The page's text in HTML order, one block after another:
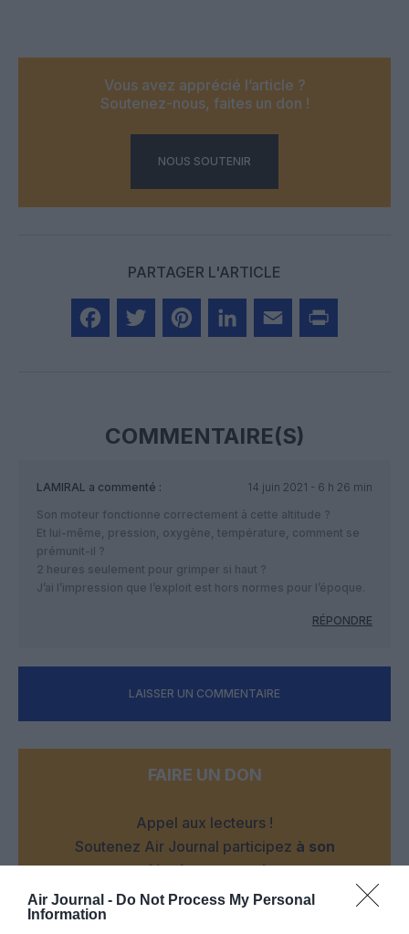
Air Journal - Do Not Process My Personal
Information
Vous avez apprécié l’article ?
Soutenez-nous, faites un don !
NOUS SOUTENIR
PARTAGER L'ARTICLE
COMMENTAIRE(S)
LAMIRAL a commenté :
14 juin 2021 - 6 h 26 min
Son moteur fonctionne correctement à cette altitude ?
Et lui-même, pression, oxygène, température, comment se
prémunit-il ?
2 heures seulement pour grimper si haut ?
J’ai l’impression que l’exploit est hors normes pour l’époque.
RÉPONDRE
LAISSER UN COMMENTAIRE
FAIRE UN DON
Appel aux lecteurs !
Soutenez Air Journal participez à son
développement !